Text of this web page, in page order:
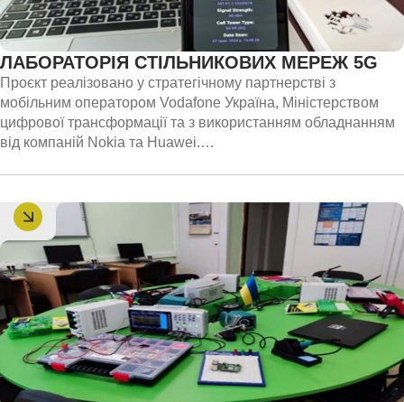
ЛАБОРАТОРІЯ СТІЛЬНИКОВИХ МЕРЕЖ 5G
Проєкт реалізовано у стратегічному партнерстві з
мобільним оператором Vodafone Україна, Міністерством
цифрової трансформації та з використанням обладнанням
від компаній Nokia та Huawei.
рівня та розробку цифрових рішень для телеком-ринку.